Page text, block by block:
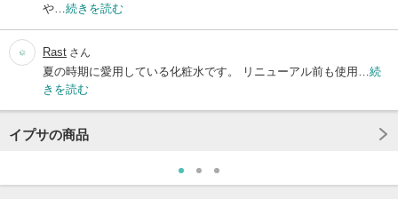
や… 続きを読む
Rast さん
夏の時期に愛用している化粧水です。 リニューアル前も使用… 続
きを読む
イプサの商品